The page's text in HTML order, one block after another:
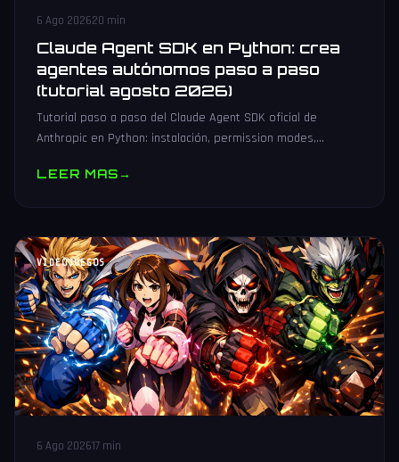
6 Ago 202620 min
Claude Agent SDK en Python: crea
agentes autónomos paso a paso
(tutorial agosto 2026)
Tutorial paso a paso del Claude Agent SDK oficial de
Anthropic en Python: instalación, permission modes,
producción.
LEER MAS→
VIDEOJUEGOS
6 Ago 202617 min